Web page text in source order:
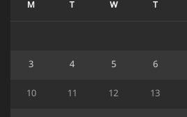
M T W T
3 4 5 6
10 11 12 13